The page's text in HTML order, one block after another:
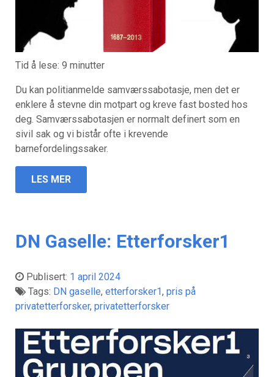
Tid å lese: 9 minutter
Du kan politianmelde samværssabotasje, men det er
enklere å stevne din motpart og kreve fast bosted hos
deg. Samværssabotasjen er normalt definert som en
sivil sak og vi bistår ofte i krevende
barnefordelingssaker.
LES MER
DN Gaselle: Etterforsker1
Publisert: 1 april 2024
Tags: DN gaselle, etterforsker1, pris på
privatetterforsker, privatetterforsker